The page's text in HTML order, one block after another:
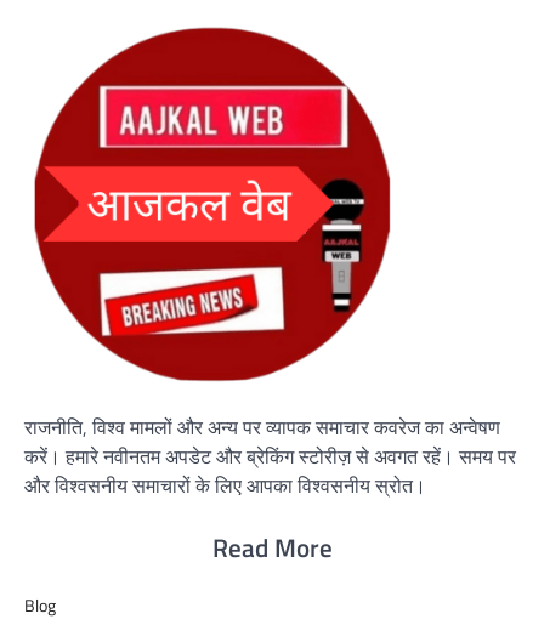
राजनीति, विश्व मामलों और अन्य पर व्यापक समाचार कवरेज का अन्वेषण
करें। हमारे नवीनतम अपडेट और ब्रेकिंग स्टोरीज़ से अवगत रहें। समय पर
और विश्वसनीय समाचारों के लिए आपका विश्वसनीय स्रोत।
Read More
Blog